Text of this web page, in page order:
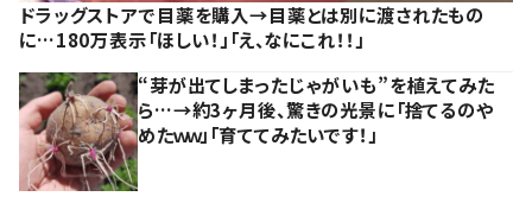
ドラッグストアで目薬を購入→目薬とは別に渡されたもの
に…180万表示「ほしい！」「え、なにこれ！！」
“芽が出てしまったじゃがいも”を植えてみた
ら…→約3ヶ月後、驚きの光景に「捨てるのや
めたｗｗ」「育ててみたいです！」